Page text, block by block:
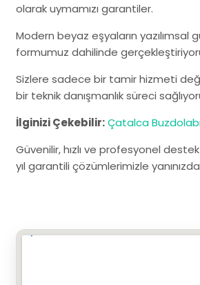
olarak uymamızı garantiler.
Modern beyaz eşyaların yazılımsal
formumuz dahilinde
Sizlere sadece bir tamir hizmeti
bir teknik danışmanlık süreci
İlginizi Çekebilir:Çatalca
Güvenilir, hızlı ve profesyonel
yıl garantili çözümlerimizle